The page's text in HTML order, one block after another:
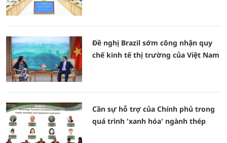
Đề nghị Brazil sớm công nhận quy
chế kinh tế thị trường của Việt Nam
Cần sự hỗ trợ của Chính phủ trong
quá trình 'xanh hóa' ngành thép